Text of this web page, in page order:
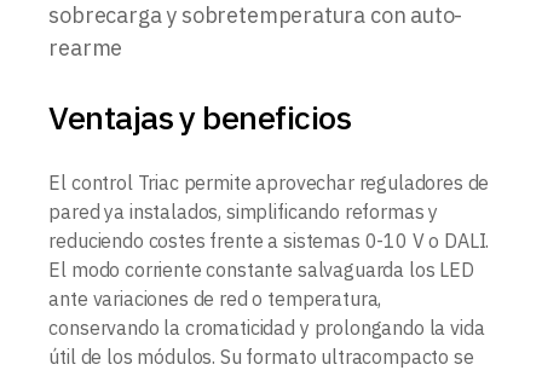
sobrecarga y sobretemperatura con auto-
rearme
Ventajas y beneficios
El control Triac permite aprovechar reguladores de
pared ya instalados, simplificando reformas y
reduciendo costes frente a sistemas 0-10 V o DALI.
El modo corriente constante salvaguarda los LED
ante variaciones de red o temperatura,
conservando la cromaticidad y prolongando la vida
útil de los módulos. Su formato ultracompacto se